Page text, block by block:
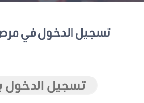
تسجيل الدخول في
تسجيل الدخول